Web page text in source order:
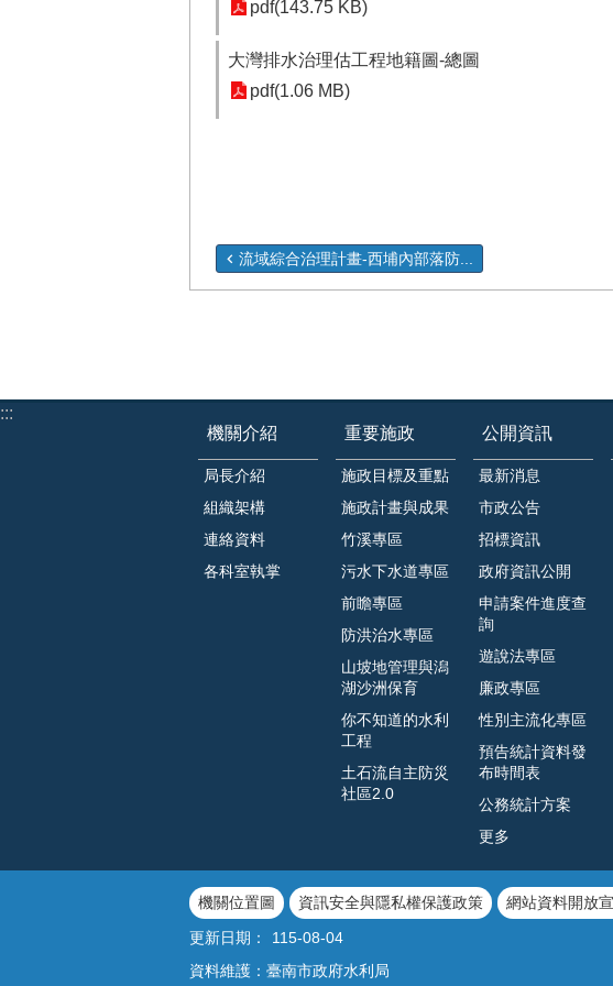
pdf(143.75 KB)
大灣排水治理估工程地籍圖-總圖
pdf(1.06 MB)
流域綜合治理計畫-西埔內部落防...
:::
機關介紹
局長介紹
組織架構
連絡資料
各科室執掌
重要施政
施政目標及重點
施政計畫與成果
竹溪專區
污水下水道專區
前瞻專區
防洪治水專區
山坡地管理與潟
湖沙洲保育
你不知道的水利
工程
土石流自主防災
社區2.0
公開資訊
最新消息
市政公告
招標資訊
政府資訊公開
申請案件進度查
詢
遊說法專區
廉政專區
性別主流化專區
預告統計資料發
布時間表
公務統計方案
更多
機關位置圖 資訊安全與隱私權保護政策
網站資料開放
更新日期：
115-08-04
資料維護：臺南市政府水利局